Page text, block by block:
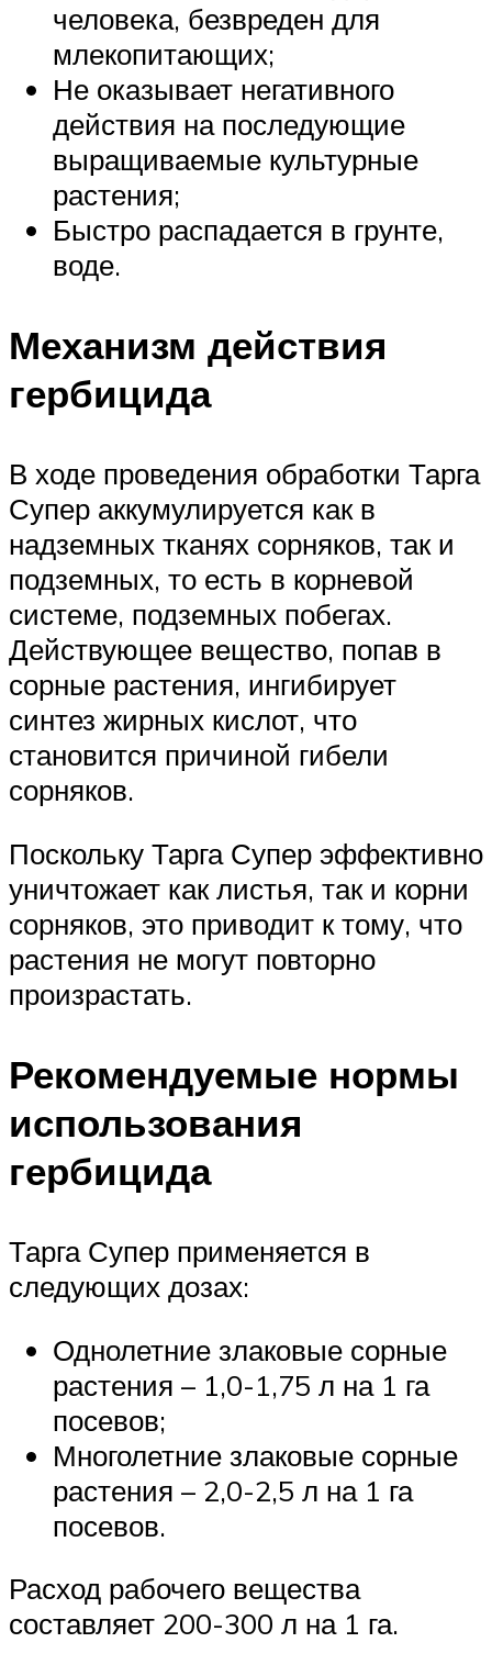
человека, безвреден для
млекопитающих;
Не оказывает негативного
действия на последующие
выращиваемые культурные
растения;
Быстро распадается в грунте,
воде.
Механизм действия
гербицида
В ходе проведения обработки Тарга
Супер аккумулируется как в
надземных тканях сорняков, так и
подземных, то есть в корневой
системе, подземных побегах.
Действующее вещество, попав в
сорные растения, ингибирует
синтез жирных кислот, что
становится причиной гибели
сорняков.
Поскольку Тарга Супер эффективно
уничтожает как листья, так и корни
сорняков, это приводит к тому, что
растения не могут повторно
произрастать.
Рекомендуемые нормы
использования
гербицида
Тарга Супер применяется в
следующих дозах:
Однолетние злаковые сорные
растения – 1,0-1,75 л на 1 га
посевов;
Многолетние злаковые сорные
растения – 2,0-2,5 л на 1 га
посевов.
Расход рабочего вещества
составляет 200-300 л на 1 га.